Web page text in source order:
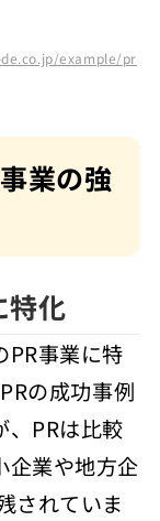
example/pr
業の強
特化
PR事業に特
の成功事例
、PRは比較
企業や地方企
されていま